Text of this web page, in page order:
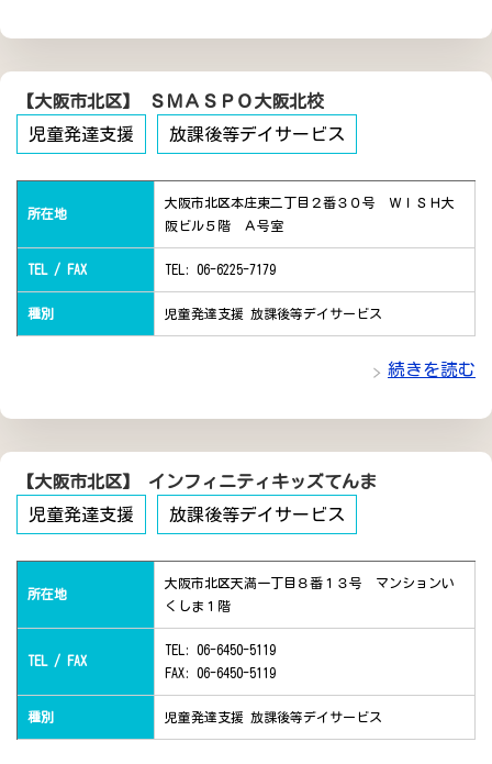
【大阪市北区】 ＳＭＡＳＰＯ大阪北校
児童発達支援
放課後等デイサービス
所在地
大阪市北区本庄東二丁目２番３０号 ＷＩＳＨ大
阪ビル５階 Ａ号室
TEL / FAX TEL: 06-6225-7179
種別 児童発達支援 放課後等デイサービス
続きを読む
【大阪市北区】 インフィニティキッズてんま
児童発達支援
放課後等デイサービス
所在地
大阪市北区天満一丁目８番１３号 マンションい
くしま１階
TEL / FAX
TEL: 06-6450-5119
FAX: 06-6450-5119
種別 児童発達支援 放課後等デイサービス